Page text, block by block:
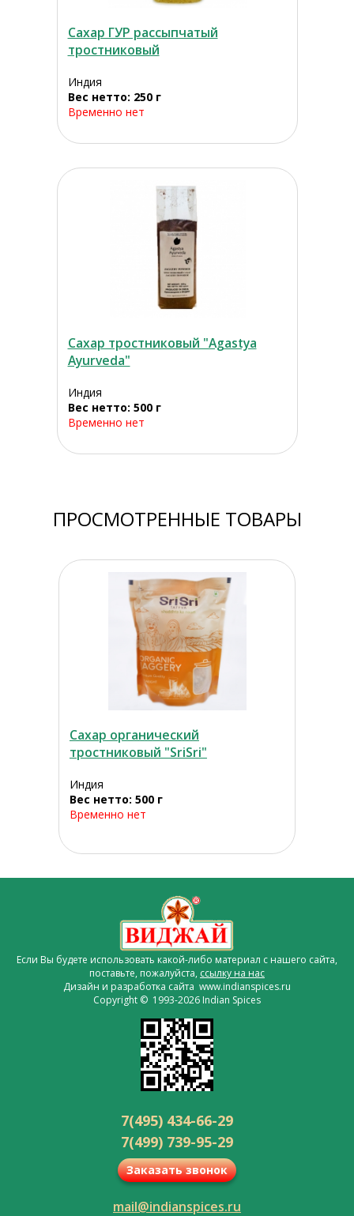
Сахар ГУР рассыпчатый
тростниковый
Индия
Вес нетто: 250 г
Временно нет
Сахар тростниковый "Agastya
Ayurveda"
Индия
Вес нетто: 500 г
Временно нет
ПРОСМОТРЕННЫЕ ТОВАРЫ
Сахар органический
тростниковый "SriSri"
Индия
Вес нетто: 500 г
Временно нет
Если Вы будете использовать какой-либо материал с нашего сайта,
поставьте, пожалуйста, ссылку на нас
Дизайн и разработка сайта www.indianspices.ru
Copyright © 1993-2026 Indian Spices
7(495) 434-66-29
7(499) 739-95-29
Заказать звонок
mail@indianspices.ru